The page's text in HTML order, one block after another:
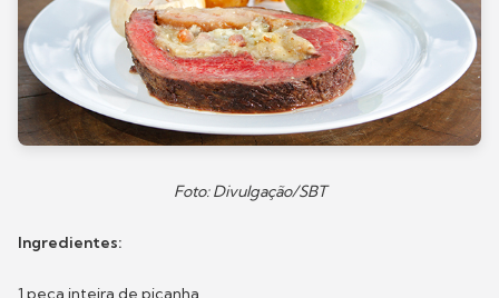
Foto: Divulgação/SBT
Ingredientes:
1 peça inteira de picanha